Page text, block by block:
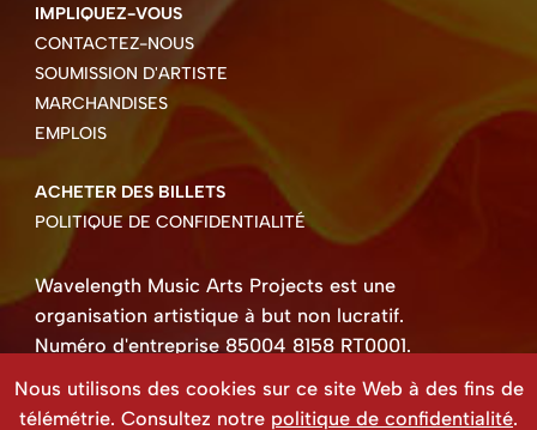
IMPLIQUEZ-VOUS
CONTACTEZ-NOUS
SOUMISSION D'ARTISTE
MARCHANDISES
EMPLOIS
ACHETER DES BILLETS
POLITIQUE DE CONFIDENTIALITÉ
Wavelength Music Arts Projects est une
organisation artistique à but non lucratif.
Numéro d'entreprise 85004 8158 RT0001.
Nous utilisons des cookies sur ce site Web à des fins de
télémétrie. Consultez notre politique de confidentialité.